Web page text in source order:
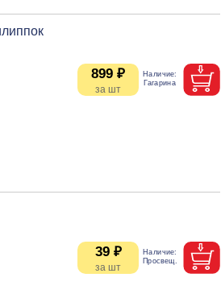
899 ₽
39 ₽